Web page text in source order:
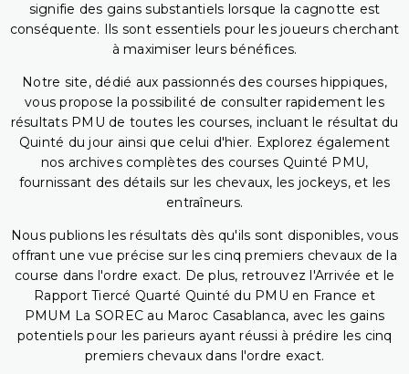
signifie des gains substantiels lorsque la cagnotte est
conséquente. Ils sont essentiels pour les joueurs cherchant
à maximiser leurs bénéfices.
Notre site, dédié aux passionnés des courses hippiques,
vous propose la possibilité de consulter rapidement les
résultats PMU de toutes les courses, incluant le résultat du
Quinté du jour ainsi que celui d'hier. Explorez également
nos archives complètes des courses Quinté PMU,
fournissant des détails sur les chevaux, les jockeys, et les
entraîneurs.
Nous publions les résultats dès qu'ils sont disponibles, vous
offrant une vue précise sur les cinq premiers chevaux de la
course dans l'ordre exact. De plus, retrouvez l'Arrivée et le
Rapport Tiercé Quarté Quinté du PMU en France et
PMUM La SOREC au Maroc Casablanca, avec les gains
potentiels pour les parieurs ayant réussi à prédire les cinq
premiers chevaux dans l'ordre exact.